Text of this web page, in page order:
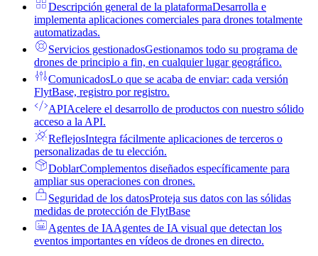
Descripción general de la plataformaDesarrolla e
implementa aplicaciones comerciales para drones totalmente
automatizadas.
Servicios gestionadosGestionamos todo su programa de
drones de principio a fin, en cualquier lugar geográfico.
ComunicadosLo que se acaba de enviar: cada versión
FlytBase, registro por registro.
APIAcelere el desarrollo de productos con nuestro sólido
acceso a la API.
ReflejosIntegra fácilmente aplicaciones de terceros o
personalizadas de tu elección.
DoblarComplementos diseñados específicamente para
ampliar sus operaciones con drones.
Seguridad de los datosProteja sus datos con las sólidas
medidas de protección de FlytBase
Agentes de IAAgentes de IA visual que detectan los
eventos importantes en vídeos de drones en directo.